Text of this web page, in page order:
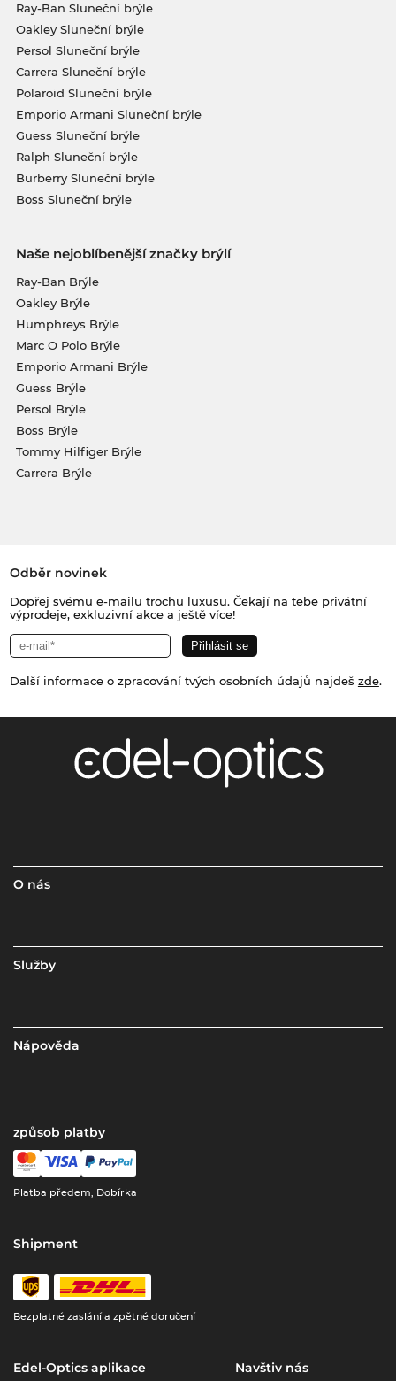
Ray-Ban Sluneční brýle
Oakley Sluneční brýle
Persol Sluneční brýle
Carrera Sluneční brýle
Polaroid Sluneční brýle
Emporio Armani Sluneční brýle
Guess Sluneční brýle
Ralph Sluneční brýle
Burberry Sluneční brýle
Boss Sluneční brýle
Naše nejoblíbenější značky brýlí
Ray-Ban Brýle
Oakley Brýle
Humphreys Brýle
Marc O Polo Brýle
Emporio Armani Brýle
Guess Brýle
Persol Brýle
Boss Brýle
Tommy Hilfiger Brýle
Carrera Brýle
Odběr novinek
Dopřej svému e-mailu trochu luxusu. Čekají na tebe privátní
výprodeje, exkluzivní akce a ještě více!
Další informace o zpracování tvých osobních údajů najdeš zde.
O nás
Služby
Nápověda
způsob platby
Platba předem, Dobírka
Shipment
Bezplatné zaslání a zpětné doručení
Edel-Optics aplikace Navštiv nás